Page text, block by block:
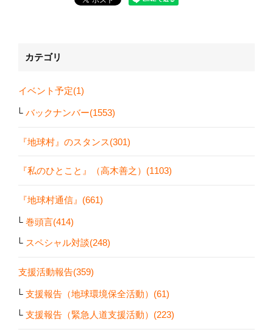
カテゴリ
イベント予定(1)
バックナンバー(1553)
『地球村』のスタンス(301)
『私のひとこと』（高木善之）(1103)
『地球村通信』(661)
巻頭言(414)
スペシャル対談(248)
支援活動報告(359)
支援報告（地球環境保全活動）(61)
支援報告（緊急人道支援活動）(223)